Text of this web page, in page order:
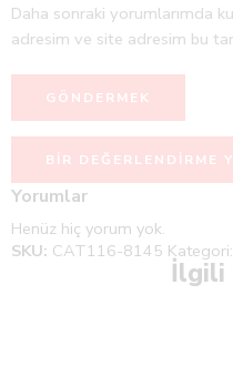
Daha sonraki yorumlarımda
adresim ve site adresim bu
BIR DEĞERLENDIRME
Yorumlar
Henüz hiç yorum yok.
SKU: CAT116-8145 Kategori:
İlgili